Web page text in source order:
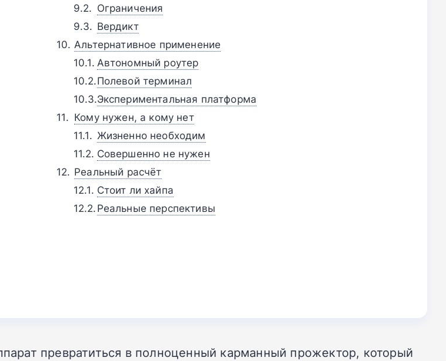
Ограничения
Вердикт
Альтернативное применение
Автономный роутер
Полевой терминал
Экспериментальная платформа
Кому нужен, а кому нет
Жизненно необходим
Совершенно не нужен
Реальный расчёт
Стоит ли хайпа
Реальные перспективы
превратиться в полноценный карманный прожектор, который